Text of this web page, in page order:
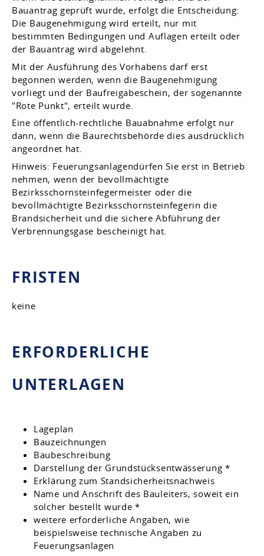
Bauantrag geprüft wurde, erfolgt die Entscheidung:
Die Baugenehmigung wird erteilt, nur mit
bestimmten Bedingungen und Auflagen erteilt oder
der Bauantrag wird abgelehnt.
Mit der Ausführung des Vorhabens darf erst
begonnen werden, wenn die Baugenehmigung
vorliegt und der Baufreigabeschein, der sogenannte
"Rote Punkt", erteilt wurde.
Eine öffentlich-rechtliche Bauabnahme erfolgt nur
dann, wenn die Baurechtsbehörde dies ausdrücklich
angeordnet hat.
Hinweis: Feuerungsanlagendürfen Sie erst in Betrieb
nehmen, wenn der bevollmächtigte
Bezirksschornsteinfegermeister oder die
bevollmächtigte Bezirksschornsteinfegerin die
Brandsicherheit und die sichere Abführung der
Verbrennungsgase bescheinigt hat.
FRISTEN
keine
ERFORDERLICHE
UNTERLAGEN
Lageplan
Bauzeichnungen
Baubeschreibung
Darstellung der Grundstücksentwässerung *
Erklärung zum Standsicherheitsnachweis
Name und Anschrift des Bauleiters, soweit ein
solcher bestellt wurde *
weitere erforderliche Angaben, wie
beispielsweise technische Angaben zu
Feuerungsanlagen